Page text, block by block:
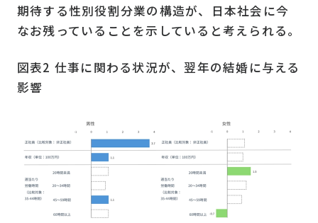
期待する性別役割分業の構造が、日本社会に今
なお残っていることを示していると考えられる。
図表2 仕事に関わる状況が、翌年の結婚に与える
影響